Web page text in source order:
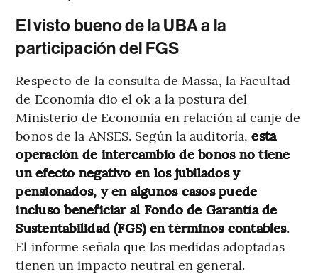
El visto bueno de la UBA a la
participación del FGS
Respecto de la consulta de Massa, la Facultad
de Economía dio el ok a la postura del
Ministerio de Economía en relación al canje de
bonos de la ANSES. Según la auditoría,esta
operación de intercambio de bonos no tiene
un efecto negativo en los jubilados y
pensionados, y en algunos casos puede
incluso beneficiar al Fondo de Garantía de
Sustentabilidad (FGS) en términos contables.
El informe señala que las medidas adoptadas
tienen un impacto neutral en general.